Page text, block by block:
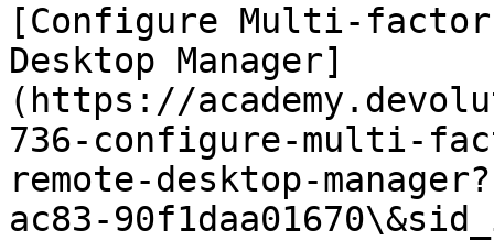
[Configure Multi-
Desktop Manager]
(https://
736-configure-multi-
remote-desktop-
ac83-